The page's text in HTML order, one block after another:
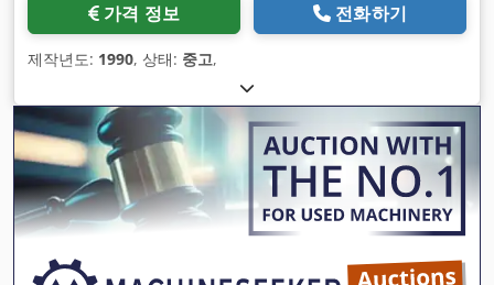
가격 정보 전화하기
제작년도: 1990, 상태: 중고,